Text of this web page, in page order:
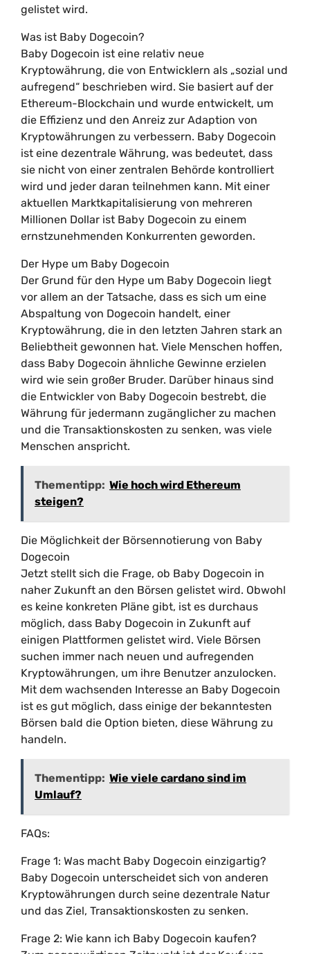
gelistet wird.
Was ist Baby Dogecoin?
Baby Dogecoin ist eine relativ neue
Kryptowährung, die von Entwicklern als „sozial und
aufregend“ beschrieben wird. Sie basiert auf der
Ethereum-Blockchain und wurde entwickelt, um
die Effizienz und den Anreiz zur Adaption von
Kryptowährungen zu verbessern. Baby Dogecoin
ist eine dezentrale Währung, was bedeutet, dass
sie nicht von einer zentralen Behörde kontrolliert
wird und jeder daran teilnehmen kann. Mit einer
aktuellen Marktkapitalisierung von mehreren
Millionen Dollar ist Baby Dogecoin zu einem
ernstzunehmenden Konkurrenten geworden.
Der Hype um Baby Dogecoin
Der Grund für den Hype um Baby Dogecoin liegt
vor allem an der Tatsache, dass es sich um eine
Abspaltung von Dogecoin handelt, einer
Kryptowährung, die in den letzten Jahren stark an
Beliebtheit gewonnen hat. Viele Menschen hoffen,
dass Baby Dogecoin ähnliche Gewinne erzielen
wird wie sein großer Bruder. Darüber hinaus sind
die Entwickler von Baby Dogecoin bestrebt, die
Währung für jedermann zugänglicher zu machen
und die Transaktionskosten zu senken, was viele
Menschen anspricht.
Thementipp: Wie hoch wird Ethereum
steigen?
Die Möglichkeit der Börsennotierung von Baby
Dogecoin
Jetzt stellt sich die Frage, ob Baby Dogecoin in
naher Zukunft an den Börsen gelistet wird. Obwohl
es keine konkreten Pläne gibt, ist es durchaus
möglich, dass Baby Dogecoin in Zukunft auf
einigen Plattformen gelistet wird. Viele Börsen
suchen immer nach neuen und aufregenden
Kryptowährungen, um ihre Benutzer anzulocken.
Mit dem wachsenden Interesse an Baby Dogecoin
ist es gut möglich, dass einige der bekanntesten
Börsen bald die Option bieten, diese Währung zu
handeln.
Thementipp: Wie viele cardano sind im
Umlauf?
FAQs:
Frage 1: Was macht Baby Dogecoin einzigartig?
Baby Dogecoin unterscheidet sich von anderen
Kryptowährungen durch seine dezentrale Natur
und das Ziel, Transaktionskosten zu senken.
Frage 2: Wie kann ich Baby Dogecoin kaufen?